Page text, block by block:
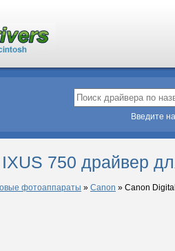
Введите
750 драйвер
фотоаппараты » Canon » Canon